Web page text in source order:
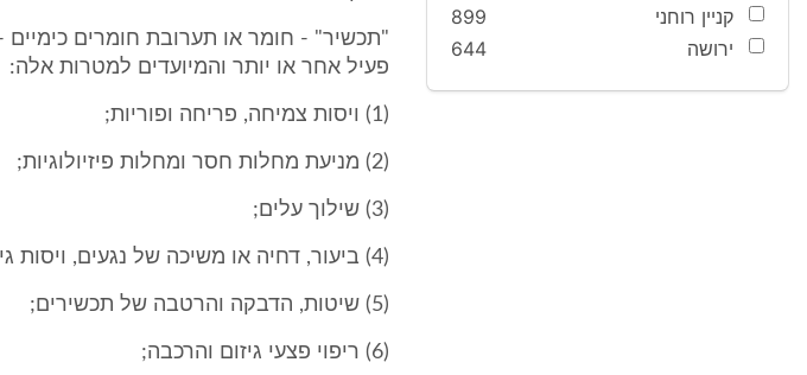
קניין רוחני
899
ירושה
644
"תכשיר" - חומר או תערובת חומרים
פעיל אחר או יותר והמיועדים למטרות אלה:
(1) ויסות צמיחה, פריחה ופוריות;
(2) מניעת מחלות חסר ומחלות פיזיולוגיות;
(3) שילוך עלים;
(4) ביעור, דחיה או משיכה של נגעים, ויסות גידולם או מניעתם;
(5) שיטות, הדבקה והרטבה של תכשירים;
(6) ריפוי פצעי גיזום והרכבה;